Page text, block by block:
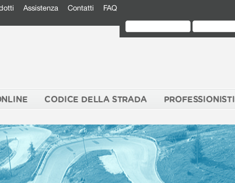
Assistenza Contatti FAQ
CODICE DELLA STRADA PROFESSIONISTI